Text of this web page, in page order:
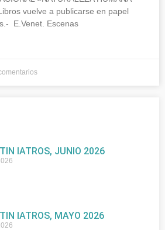
vuelve a publicarse en papel
E.Venet. Escenas
IATROS, JUNIO 2026
IATROS, MAYO 2026